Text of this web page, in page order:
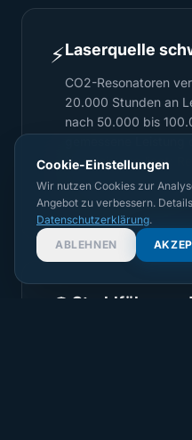
⚡Laserquelle
CO2-Resonatoren
20.000 Stunden an
nach 50.000 bis
Nennleistung liegt:
2.000–8.000 EUR)
3.000–15.000 EUR).
Strahlführung
Cookie-Einstellungen
Wir nutzen Cookies zur
Angebot zu verbessern.
Datenschutzerklärung.
ABLEHNEN